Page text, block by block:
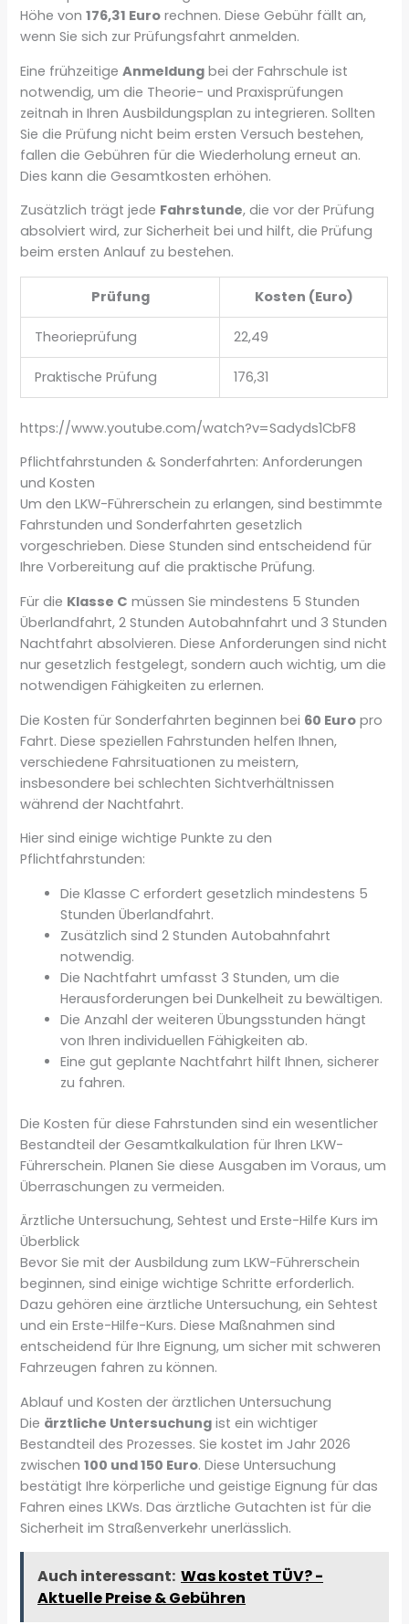
Höhe von176,31 Euro rechnen. Diese Gebühr fällt an,
wenn Sie sich zur Prüfungsfahrt anmelden.
Eine frühzeitigeAnmeldung bei der Fahrschule ist
notwendig, um die Theorie- und Praxisprüfungen
zeitnah in Ihren Ausbildungsplan zu integrieren. Sollten
Sie die Prüfung nicht beim ersten Versuch bestehen,
fallen die Gebühren für die Wiederholung erneut an.
Dies kann die Gesamtkosten erhöhen.
Zusätzlich trägt jede Fahrstunde, die vor der Prüfung
absolviert wird, zur Sicherheit bei und hilft, die Prüfung
beim ersten Anlauf zu bestehen.
Prüfung Kosten (Euro)
Theorieprüfung 22,49
Praktische Prüfung 176,31
https://www.youtube.com/watch?v=Sadyds1CbF8
Pflichtfahrstunden & Sonderfahrten: Anforderungen
und Kosten
Um den LKW-Führerschein zu erlangen, sind bestimmte
Fahrstunden und Sonderfahrten gesetzlich
vorgeschrieben. Diese Stunden sind entscheidend für
Ihre Vorbereitung auf die praktische Prüfung.
Für die Klasse C müssen Sie mindestens 5 Stunden
Überlandfahrt, 2 Stunden Autobahnfahrt und 3 Stunden
Nachtfahrt absolvieren. Diese Anforderungen sind nicht
nur gesetzlich festgelegt, sondern auch wichtig, um die
notwendigen Fähigkeiten zu erlernen.
Die Kosten für Sonderfahrten beginnen bei 60 Euro pro
Fahrt. Diese speziellen Fahrstunden helfen Ihnen,
verschiedene Fahrsituationen zu meistern,
insbesondere bei schlechten Sichtverhältnissen
während der Nachtfahrt.
Hier sind einige wichtige Punkte zu den
Pflichtfahrstunden:
Die Klasse C erfordert gesetzlich mindestens 5
Stunden Überlandfahrt.
Zusätzlich sind 2 Stunden Autobahnfahrt
notwendig.
Die Nachtfahrt umfasst 3 Stunden, um die
Herausforderungen bei Dunkelheit zu bewältigen.
Die Anzahl der weiteren Übungsstunden hängt
von Ihren individuellen Fähigkeiten ab.
Eine gut geplante Nachtfahrt hilft Ihnen, sicherer
zu fahren.
Die Kosten für diese Fahrstunden sind ein wesentlicher
Bestandteil der Gesamtkalkulation für Ihren LKW-
Führerschein. Planen Sie diese Ausgaben im Voraus, um
Überraschungen zu vermeiden.
Ärztliche Untersuchung, Sehtest und Erste-Hilfe Kurs im
Überblick
Bevor Sie mit der Ausbildung zum LKW-Führerschein
beginnen, sind einige wichtige Schritte erforderlich.
Dazu gehören eine ärztliche Untersuchung, ein Sehtest
und ein Erste-Hilfe-Kurs. Diese Maßnahmen sind
entscheidend für Ihre Eignung, um sicher mit schweren
Fahrzeugen fahren zu können.
Ablauf und Kosten der ärztlichen Untersuchung
Die ärztliche Untersuchung ist ein wichtiger
Bestandteil des Prozesses. Sie kostet im Jahr 2026
zwischen100 und 150 Euro. Diese Untersuchung
bestätigt Ihre körperliche und geistige Eignung für das
Fahren eines LKWs. Das ärztliche Gutachten ist für die
Sicherheit im Straßenverkehr unerlässlich.
Auch interessant: Was kostet TÜV? -
Aktuelle Preise & Gebühren